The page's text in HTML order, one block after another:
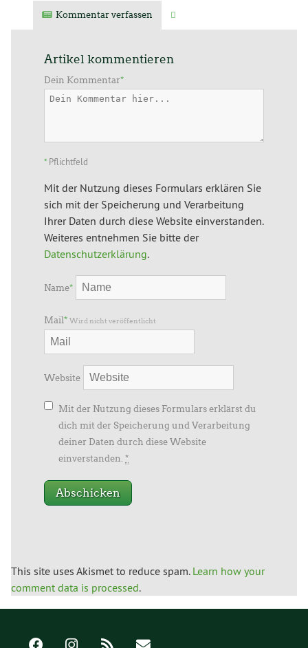
Kommentar verfassen
Artikel kommentieren
Dein Kommentar*
* Pflichtfeld
Mit der Nutzung dieses Formulars erklären Sie
sich mit der Speicherung und Verarbeitung
Ihrer Daten durch diese Website einverstanden.
Weiteres entnehmen Sie bitte der
Datenschutzerklärung.
Name*
Mail* Wird nicht veröffentlicht
Website
Mit der Nutzung dieses Formulars erklärst du
dich mit der Speicherung und Verarbeitung
deiner Daten durch diese Website
einverstanden. *
This site uses Akismet to reduce spam. Learn how your
comment data is processed.